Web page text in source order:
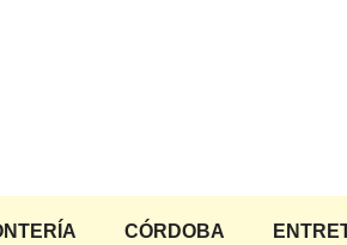
CÓRDOBA